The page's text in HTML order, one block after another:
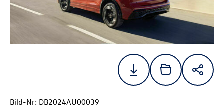
Bild-Nr: DB2024AU00039